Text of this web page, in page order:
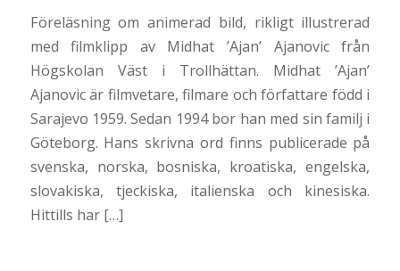
Föreläsning om animerad bild, rikligt illustrerad
med filmklipp av Midhat ’Ajan’ Ajanovic från
Högskolan Väst i Trollhättan. Midhat ’Ajan’
Ajanovic är filmvetare, filmare och författare född i
Sarajevo 1959. Sedan 1994 bor han med sin familj i
Göteborg. Hans skrivna ord finns publicerade på
svenska, norska, bosniska, kroatiska, engelska,
slovakiska, tjeckiska, italienska och kinesiska.
Hittills har […]